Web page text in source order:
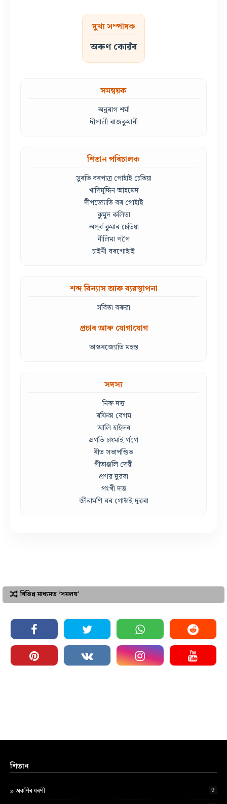
মুখ্য সম্পাদক
অৰুণ কোৱঁৰ
সমন্বয়ক
অনুৰাগ শৰ্মা
দীপালী ৰাজকুমাৰী
শিতান পৰিচালক
সুৰভি বৰপাত্ৰ গোহাঁই চেতিয়া
খাদিমুদ্দিন আহমেদ
দীপজ্যোতি বৰ গোহাঁই
কুমুদ কলিতা
অপূৰ্ব কুমাৰ চেতিয়া
নীলিমা গগৈ
চাইনী বৰগোহাঁই
শব্দ বিন্যাস আৰু ব্যৱস্থাপনা
সবিতা বৰুৱা
প্ৰচাৰ আৰু যোগাযোগ
ভাস্কৰজ্যোতি মহন্ত
সদস্য
নিৰু দত্ত
ৰফিকা বেগম
আলি হাইদৰ
প্ৰগতি চাংমাই গগৈ
ৰীত সভাপণ্ডিত
গীতাঞ্জলি দেৱী
প্ৰণৱ দুৱৰা
পংখী দত্ত
জীনামণি বৰ গোহাঁই দুৱৰা
বিভিন্ন মাধ্যমত ‘সমলয়’
শিতান
অকণিৰ ধৰণী 9